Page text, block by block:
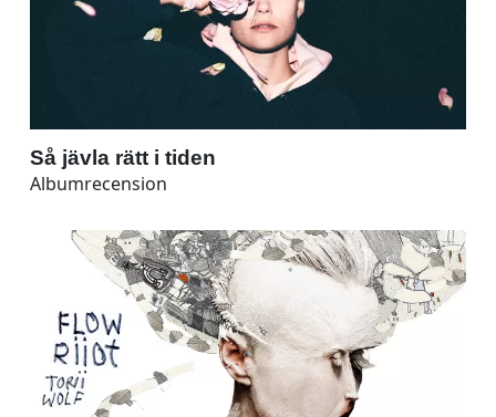
Så jävla rätt i tiden
Albumrecension